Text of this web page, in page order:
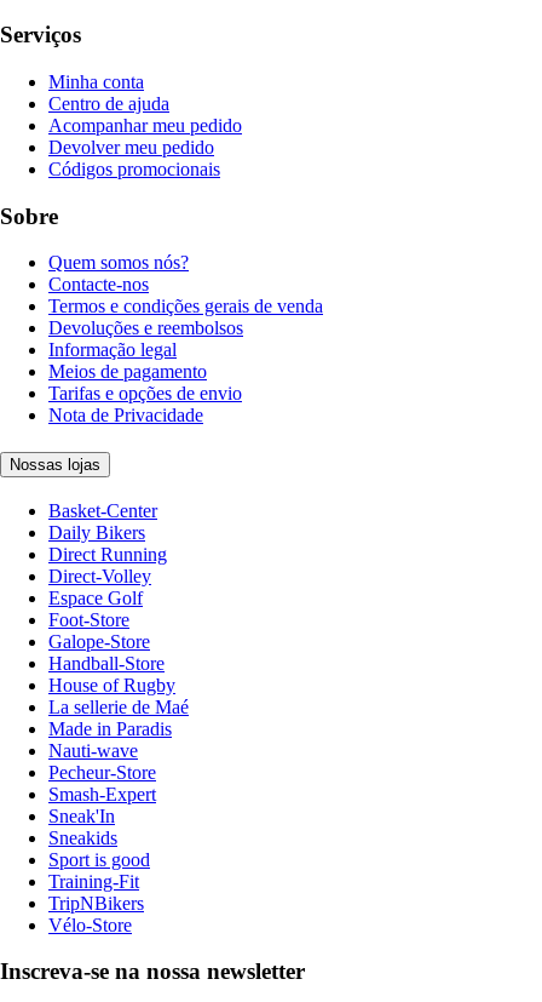
Serviços
Minha conta
Centro de ajuda
Acompanhar meu pedido
Devolver meu pedido
Códigos promocionais
Sobre
Quem somos nós?
Contacte-nos
Termos e condições gerais de venda
Devoluções e reembolsos
Informação legal
Meios de pagamento
Tarifas e opções de envio
Nota de Privacidade
Nossas lojas
Basket-Center
Daily Bikers
Direct Running
Direct-Volley
Espace Golf
Foot-Store
Galope-Store
Handball-Store
House of Rugby
La sellerie de Maé
Made in Paradis
Nauti-wave
Pecheur-Store
Smash-Expert
Sneak'In
Sneakids
Sport is good
Training-Fit
TripNBikers
Vélo-Store
Inscreva-se na nossa newsletter